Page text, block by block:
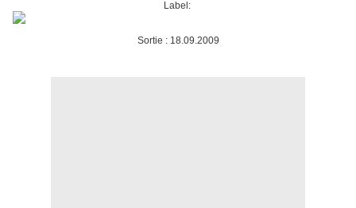
Label:
Sortie : 18.09.2009